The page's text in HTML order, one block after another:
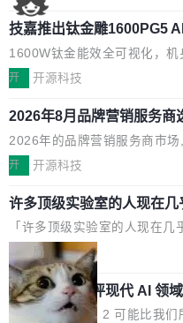
了，你为什么还要再做一个"，
问得好。 因为我自己也是从用
现有产品的天花板 我用过不少
刚开始觉得都挺好——选中一
要。但用久了你会发现，它们
东西：一个带网页上下文的聊
页面的文本，然后把文本丢给
段回答。仅此而已。 这当然有
意思。比如我在一个后台管理
个表单字段，每个字段还有联
想...
技嘉推出钛金雕1600PG5
源：为发烧级主机与本地AI
舰供电方案
1600W钛金能效全可视化，机
继2026台北电脑展首度亮相后
电源专为发烧级DIY主机与本
造，整机长度仅16厘米，提供
与80PLUS钛金能效；支持
规范，结合服务器级元件、完
实时LCD监控屏，可充分满足
的严苛使用需求。 澎湃功率，
600PG5 AI TOP具备强悍输出
机身尺寸大幅精简。整机长度
功率段机身尺寸十分紧凑的
巧机身有效提升市面主流标准
开 开源科技
2026年8月品牌营销服务商
从流量思维到品牌资产思维
2026年的品牌营销服务商市场
的价值重构。全球全案品牌代
复合增长率达5.44%,预计2032
元。数字广告与公共关系相关
25年的8463亿美元扩张至
元。数字的背后是一个清晰的
业化营销服务的需求从未如此
的同时,服务商的竞争逻辑正在
开 开源科技
许多顶级实验室的人现在几
了
「许多顶级实验室的人现在几
且他们认为 ICLR/ICML/
度宣传和欺诈。」 OpenAI 研
n 这条推文引发了广泛讨论。
话，他是说出了一个圈内人尽
局
xAI 前工程师评现代 AI 领
3 开源项目
Flash Attention 2 可能比我们